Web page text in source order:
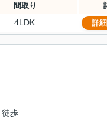
間取り
4LDK 詳
徒歩